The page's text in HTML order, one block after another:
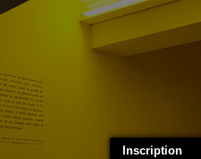
Inscription